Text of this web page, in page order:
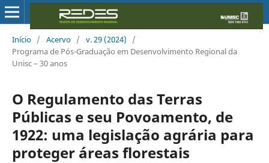
Início / Acervo / v. 29 (2024)
/
Programa de Pós-Graduação em Desenvolvimento Regional da
Unisc – 30 anos
O Regulamento das Terras
Públicas e seu Povoamento, de
1922: uma legislação agrária para
proteger áreas florestais